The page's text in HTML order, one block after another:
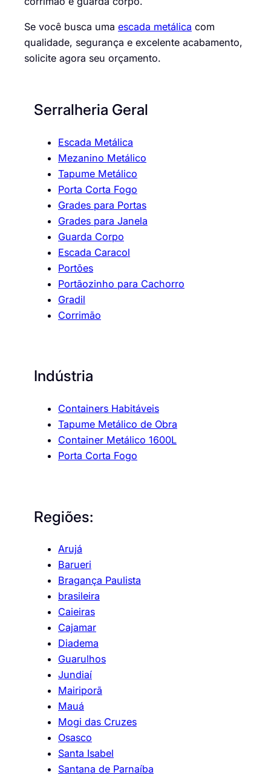
Se você busca uma escada metálica com
qualidade, segurança e excelente acabamento,
solicite agora seu orçamento.
Serralheria Geral
Escada Metálica
Mezanino Metálico
Tapume Metálico
Porta Corta Fogo
Grades para Portas
Grades para Janela
Guarda Corpo
Escada Caracol
Portões
Portãozinho para Cachorro
Gradil
Corrimão
Indústria
Containers Habitáveis
Tapume Metálico de Obra
Container Metálico 1600L
Porta Corta Fogo
Regiões:
Arujá
Barueri
Bragança Paulista
brasileira
Caieiras
Cajamar
Diadema
Guarulhos
Jundiaí
Mairiporã
Mauá
Mogi das Cruzes
Osasco
Santa Isabel
Santana de Parnaíba